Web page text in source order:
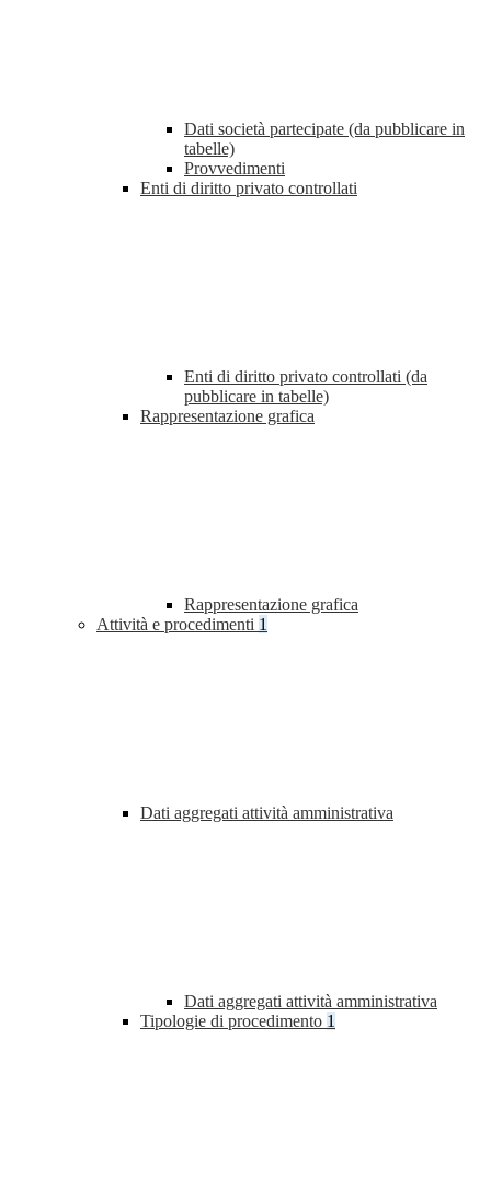
Dati società partecipate (da pubblicare in
tabelle)
Provvedimenti
Enti di diritto privato controllati
Enti di diritto privato controllati (da
pubblicare in tabelle)
Rappresentazione grafica
Rappresentazione grafica
Attività e procedimenti 1
Dati aggregati attività amministrativa
Dati aggregati attività amministrativa
Tipologie di procedimento 1